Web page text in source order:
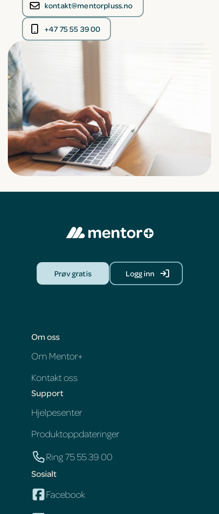
kontakt@mentorpluss.no
+47 75 55 39 00
Prøv gratis Logg inn
Om oss
Om Mentor+
Kontakt oss
Support
Hjelpesenter
Produktoppdateringer
Ring 75 55 39 00
Sosialt
Facebook